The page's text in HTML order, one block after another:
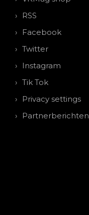
RSS
Facebook
Twitter
Instagram
Tik Tok
Privacy settings
Partnerberichten